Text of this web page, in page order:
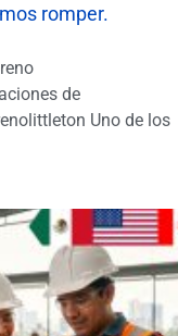
romper.
de
Uno de los